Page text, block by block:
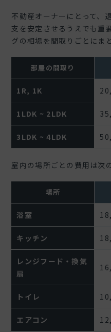
不動産オーナーにとって、
支を安定させるうえでも重
グの相場を間取りごとにま
部屋の間取り
1R, 1K
1LDK ~ 2LDK
3LDK ~ 4LDK
室内の場所ごとの費用は次
場所
浴室
キッチン
レンジフード・換気
扇
トイレ
エアコン